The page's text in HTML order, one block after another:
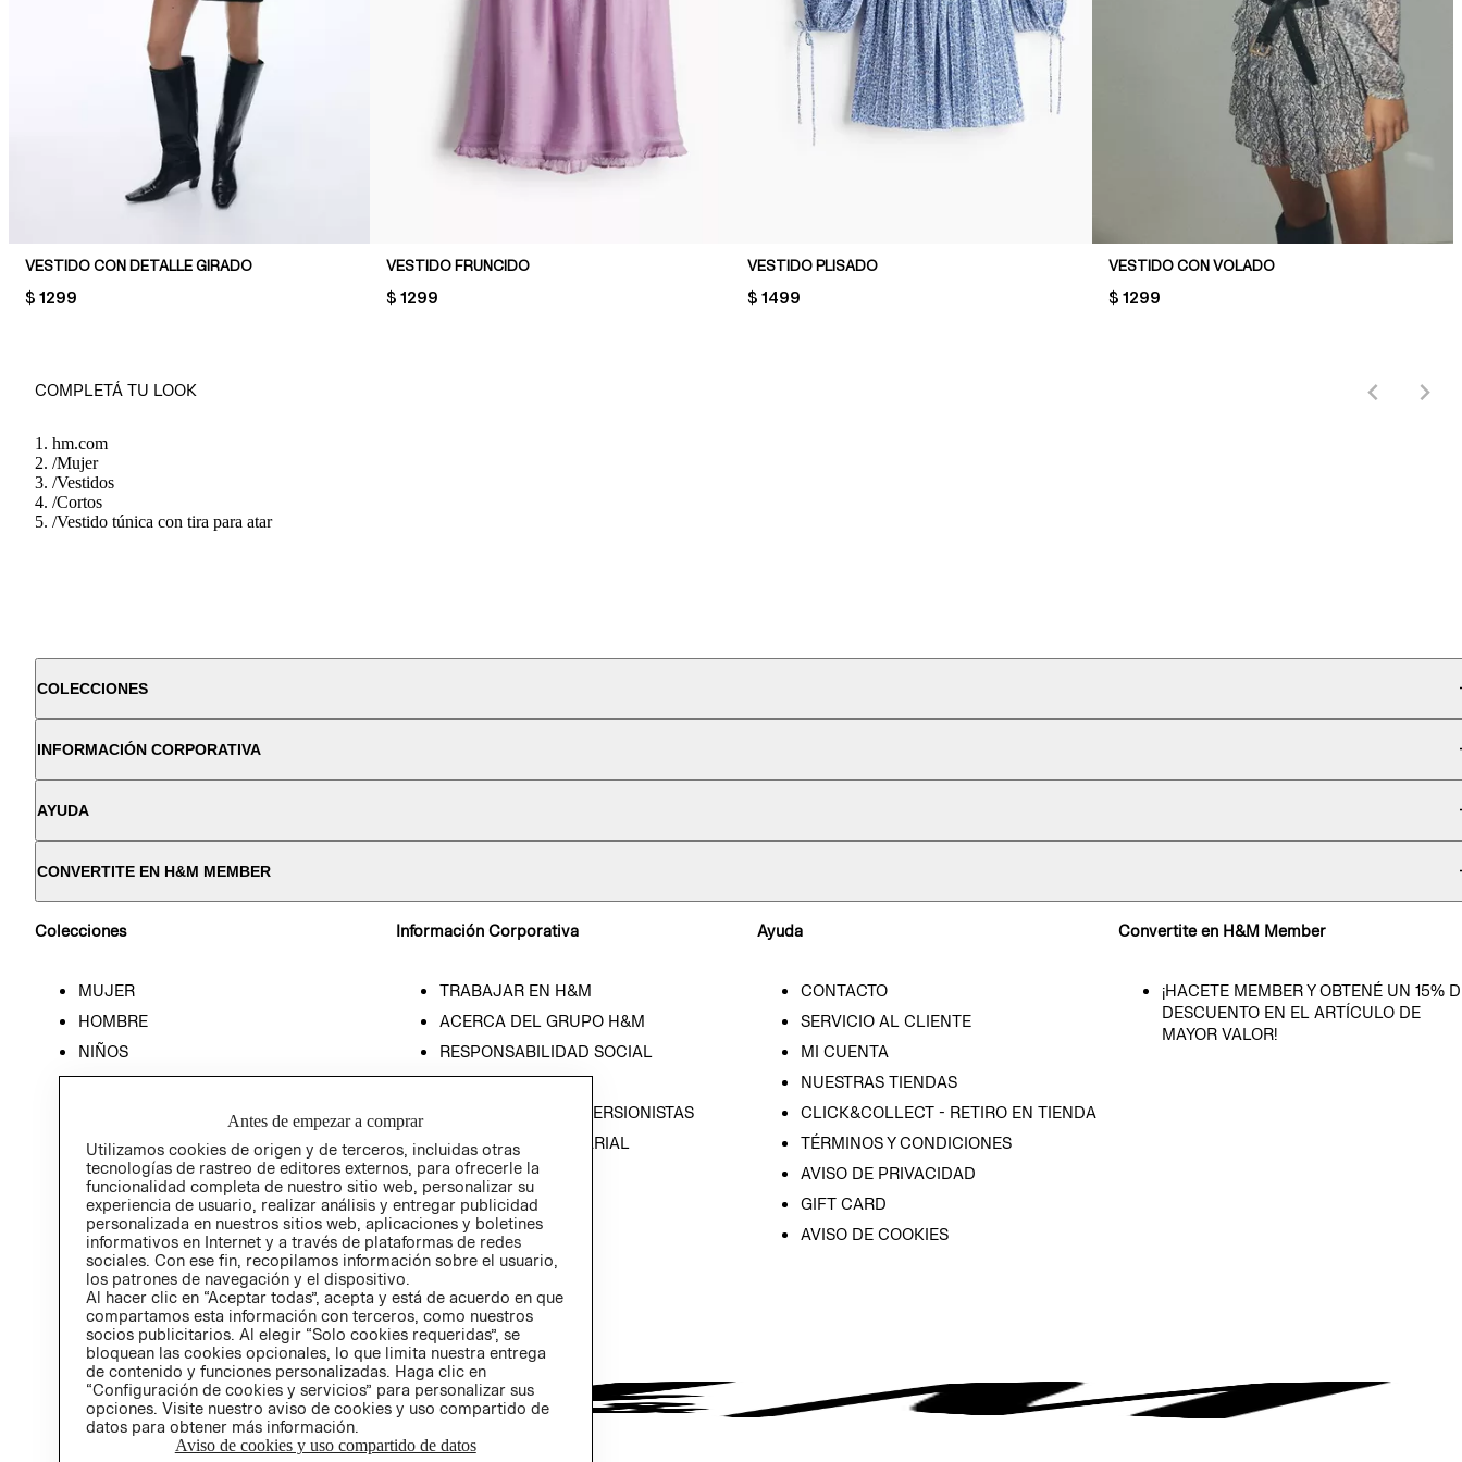
VESTIDO CON DETALLE GIRADO
PRICE:
$ 1299
VESTIDO FRUNCIDO
PRICE:
$ 1299
VESTIDO PLISADO
PRICE:
$ 1499
VESTIDO CON VOLADO
PRICE:
$ 1299
COMPLETÁ TU LOOK
hm.com
/Mujer
/Vestidos
/Cortos
/Vestido túnica con tira para atar
COLECCIONES
INFORMACIÓN CORPORATIVA
AYUDA
CONVERTITE EN H&M MEMBER
Colecciones
MUJER
HOMBRE
NIÑOS
HOME
Información Corporativa
TRABAJAR EN H&M
ACERCA DEL GRUPO H&M
RESPONSABILIDAD SOCIAL
PRENSA
RELACIÓN CON INVERSIONISTAS
POLÍTICA EMPRESARIAL
Ayuda
CONTACTO
SERVICIO AL CLIENTE
MI CUENTA
NUESTRAS TIENDAS
CLICK&COLLECT - RETIRO EN TIENDA
TÉRMINOS Y CONDICIONES
AVISO DE PRIVACIDAD
GIFT CARD
AVISO DE COOKIES
Convertite en H&M Member
¡HACETE MEMBER Y OBTENÉ UN 15%
DESCUENTO EN EL ARTÍCULO DE
MAYOR VALOR!
Antes de empezar a comprar
Utilizamos cookies de origen y de terceros, incluidas otras
tecnologías de rastreo de editores externos, para ofrecerle la
funcionalidad completa de nuestro sitio web, personalizar su
experiencia de usuario, realizar análisis y entregar publicidad
personalizada en nuestros sitios web, aplicaciones y boletines
informativos en Internet y a través de plataformas de redes
sociales. Con ese fin, recopilamos información sobre el usuario,
los patrones de navegación y el dispositivo.
Al hacer clic en “Aceptar todas”, acepta y está de acuerdo en que
compartamos esta información con terceros, como nuestros
socios publicitarios. Al elegir “Solo cookies requeridas”, se
bloquean las cookies opcionales, lo que limita nuestra entrega
de contenido y funciones personalizadas. Haga clic en
“Configuración de cookies y servicios” para personalizar sus
opciones. Visite nuestro aviso de cookies y uso compartido de
datos para obtener más información.
Aviso de cookies y uso compartido de datos